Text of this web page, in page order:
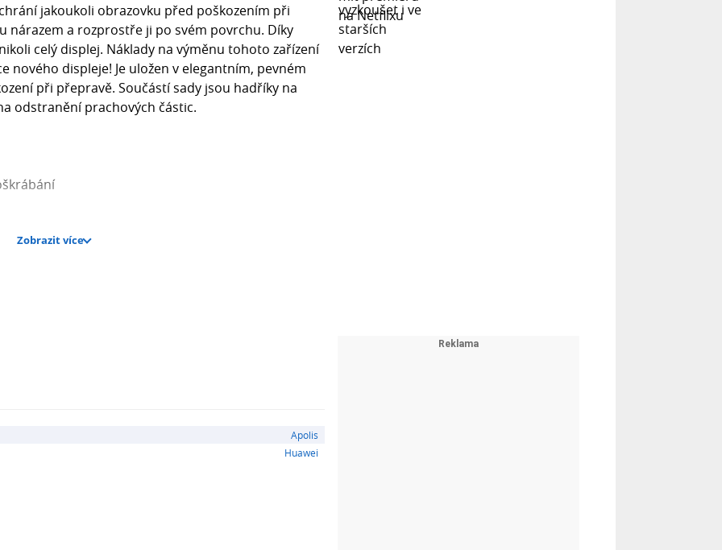
jakoukoli obrazovku před poškozením při
nárazem a rozprostře ji po svém povrchu. Díky
celý displej. Náklady na výměnu tohoto zařízení
nového displeje! Je uložen v elegantním, pevném
při přepravě. Součástí sady jsou hadříky na
odstranění prachových částic.
na čištění obrazovky, nálepka na odstranění
část obrazovky, bez zaoblených okrajů.
pomocí přiložených utěrek.
Zobrazit více
Apolis
Huawei